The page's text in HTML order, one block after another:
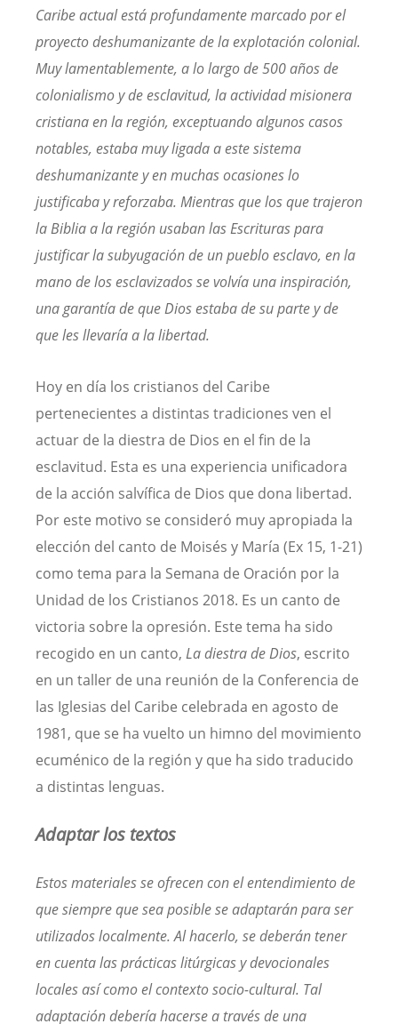
Caribe actual está profundamente marcado por el
proyecto deshumanizante de la explotación colonial.
Muy lamentablemente, a lo largo de 500 años de
colonialismo y de esclavitud, la actividad misionera
cristiana en la región, exceptuando algunos casos
notables, estaba muy ligada a este sistema
deshumanizante y en muchas ocasiones lo
justificaba y reforzaba. Mientras que los que trajeron
la Biblia a la región usaban las Escrituras para
justificar la subyugación de un pueblo esclavo, en la
mano de los esclavizados se volvía una inspiración,
una garantía de que Dios estaba de su parte y de
que les llevaría a la libertad.
Hoy en día los cristianos del Caribe
pertenecientes a distintas tradiciones ven el
actuar de la diestra de Dios en el fin de la
esclavitud. Esta es una experiencia unificadora
de la acción salvífica de Dios que dona libertad.
Por este motivo se consideró muy apropiada la
elección del canto de Moisés y María (Ex 15, 1-21)
como tema para la Semana de Oración por la
Unidad de los Cristianos 2018. Es un canto de
victoria sobre la opresión. Este tema ha sido
recogido en un canto, La diestra de Dios, escrito
en un taller de una reunión de la Conferencia de
las Iglesias del Caribe celebrada en agosto de
1981, que se ha vuelto un himno del movimiento
ecuménico de la región y que ha sido traducido
a distintas lenguas.
Adaptar los textos
Estos materiales se ofrecen con el entendimiento de
que siempre que sea posible se adaptarán para ser
utilizados localmente. Al hacerlo, se deberán tener
en cuenta las prácticas litúrgicas y devocionales
locales así como el contexto socio-cultural. Tal
adaptación debería hacerse a través de una